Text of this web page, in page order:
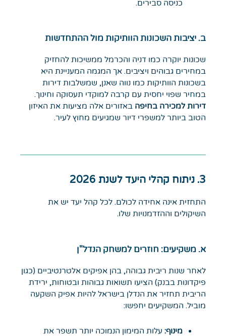
כניסה סבירים.
ב. יציבות השכונות הוותיקות מול ההתחדשות
שכונות יוקרה כמו דניה והכרמל ממשיכות להחזיק
במחירים גבוהים ויציבים. אך המגמה המעניינת היא
בשכונות הוותיקות כמו נווה שאנן, שמשלבות דירות
במחיר שפוי יחסית עם קרבה למוקדי תעסוקה וחינוך.
דירות למכירה בחיפה באזורים אלה מציעות את האיזון
הטוב ביותר למשפרי דיור שמגיעים מחוץ לעיר.
3. ניתוח קהלי היעד לשנת 2026
התחזית אינה אחידה לכולם. לכל קהל יעד יש את
השיקולים וההזדמנויות שלו.
א. משקיעים: חוזרים למשחק הנדל"ן
לאחר שנות ריבית גבוהה, בהן אפיקים אלטרנטיביים (כגון
פיקדונות בבנק) הציעו תשואות גבוהות ובטוחות, ירידת
הריבית תחזיר את הנדלן בישראל להיות אפיק השקעה
מוביל. המשקיעים יחפשו:
מינוף: עלות המימון הנמוכה יותר תשפר את